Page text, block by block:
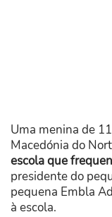
Uma menina de
Macedónia do
escola que
presidente do
pequena Embla
à escola.